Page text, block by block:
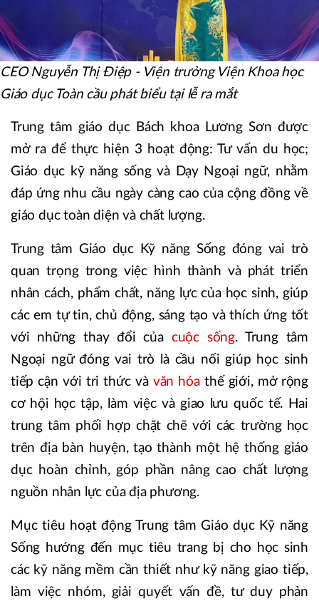
CEO Nguyễn Thị Điệp - Viện trưởng Viện Khoa học
Giáo dục Toàn cầu phát biểu tại lễ ra mắt
Trung tâm giáo dục Bách khoa Lương Sơn được
mở ra để thực hiện 3 hoạt động: Tư vấn du học;
Giáo dục kỹ năng sống và Dạy Ngoại ngữ, nhằm
đáp ứng nhu cầu ngày càng cao của cộng đồng về
giáo dục toàn diện và chất lượng.
​Trung tâm Giáo dục Kỹ năng Sống đóng vai trò
quan trọng trong việc hình thành và phát triển
nhân cách, phẩm chất, năng lực của học sinh, giúp
các em tự tin, chủ động, sáng tạo và thích ứng tốt
với những thay đổi của cuộc sống. Trung tâm
Ngoại ngữ đóng vai trò là cầu nối giúp học sinh
tiếp cận với tri thức và văn hóathế giới, mở rộng
cơ hội học tập, làm việc và giao lưu quốc tế. Hai
trung tâm phối hợp chặt chẽ với các trường học
trên địa bàn huyện, tạo thành một hệ thống giáo
dục hoàn chỉnh, góp phần nâng cao chất lượng
nguồn nhân lực của địa phương.
​Mục tiêu hoạt động Trung tâm Giáo dục Kỹ năng
Sống hướng đến mục tiêu trang bị cho học sinh
các kỹ năng mềm cần thiết như kỹ năng giao tiếp,
làm việc nhóm, giải quyết vấn đề, tư duy phản